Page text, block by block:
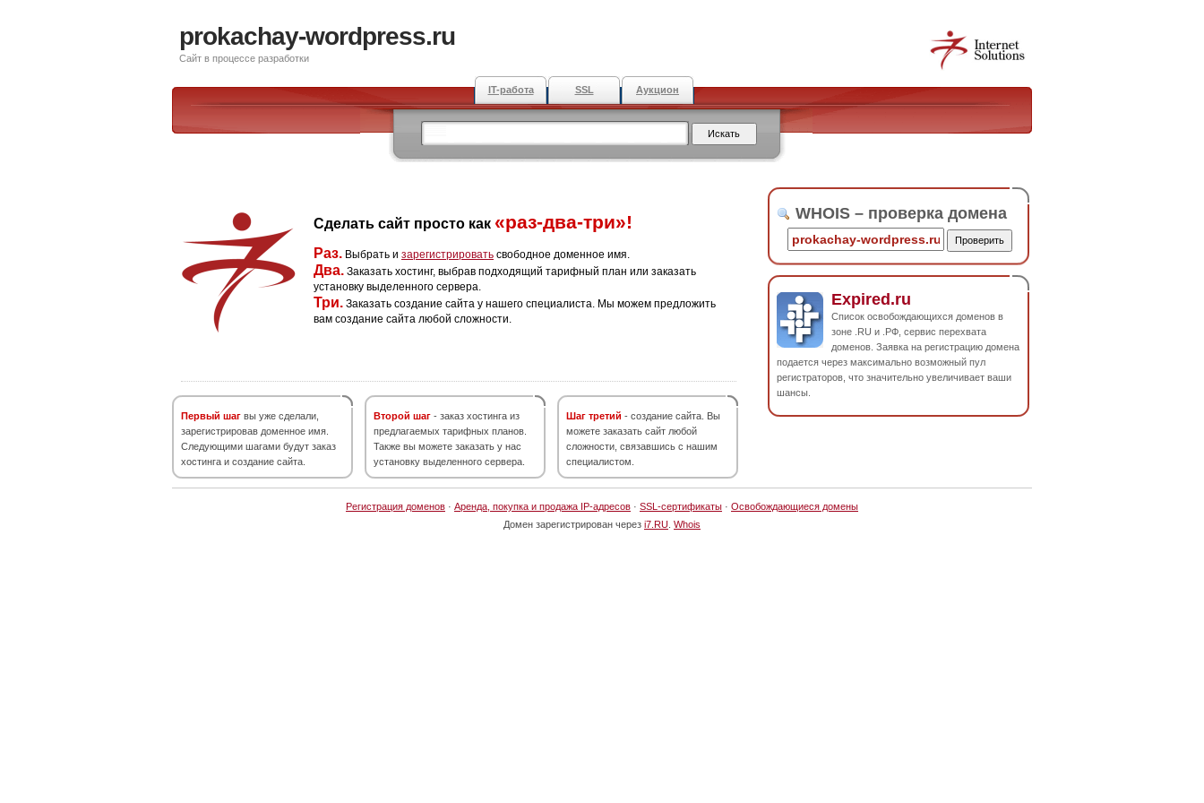
prokachay-wordpress.ru
Сайт в процессе разработки
IT-работа SSL Аукцион
Сделать сайт просто как «раз-два-три»!
Раз. Выбрать и зарегистрировать свободное доменное имя.
Два. Заказать хостинг, выбрав подходящий тарифный план или заказать
установку выделенного сервера.
Три. Заказать создание сайта у нашего специалиста. Мы можем предложить
вам создание сайта любой сложности.
Первый шаг вы уже сделали,
зарегистрировав доменное имя.
Следующими шагами будут заказ
хостинга и создание сайта.
Второй шаг - заказ хостинга из
предлагаемых тарифных планов.
Также вы можете заказать у нас
установку выделенного сервера.
Шаг третий - создание сайта. Вы
можете заказать сайт любой
сложности, связавшись с нашим
специалистом.
WHOIS – проверка домена
Expired.ru
Список освобождающихся доменов в
зоне .RU и .РФ, сервис перехвата
доменов. Заявка на регистрацию домена
подается через максимально возможный пул
регистраторов, что значительно увеличивает ваши
шансы.
Регистрация доменов · Аренда, покупка и продажа IP-адресов · SSL-сертификаты · Освобождающиеся домены
Домен зарегистрирован через i7.RU Whois